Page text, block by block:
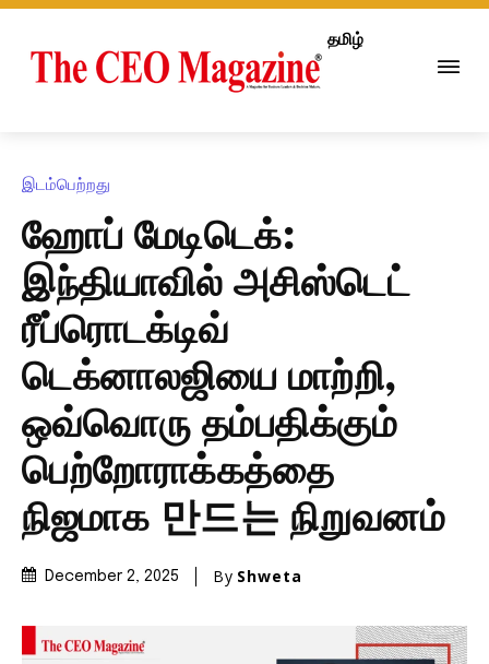
தமிழ்
இடம்பெற்றது
ஹோப் மேடிடெக்:
இந்தியாவில் அசிஸ்டெட்
ரீப்ரொடக்டிவ்
டெக்னாலஜியை மாற்றி,
ஒவ்வொரு தம்பதிக்கும்
பெற்றோராக்கத்தை
நிஜமாக 만드는 நிறுவனம்
December 2, 2025 By Shweta